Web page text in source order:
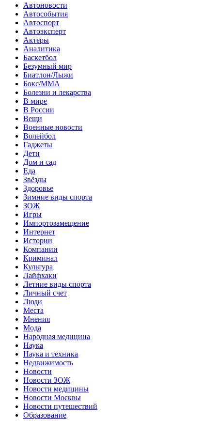
Автоновости
Автособытия
Автоспорт
Автоэксперт
Актеры
Аналитика
Баскетбол
Безумный мир
Биатлон/Лыжи
Бокс/MMA
Болезни и лекарства
В мире
В России
Вещи
Военные новости
Волейбол
Гаджеты
Дети
Дом и сад
Еда
Звёзды
Здоровье
Зимние виды спорта
ЗОЖ
Игры
Импортозамещение
Интернет
Истории
Компании
Криминал
Культура
Лайфхаки
Летние виды спорта
Личный счет
Люди
Места
Мнения
Мода
Народная медицина
Наука
Наука и техника
Недвижимость
Новости
Новости ЗОЖ
Новости медицины
Новости Москвы
Новости путешествий
Образование